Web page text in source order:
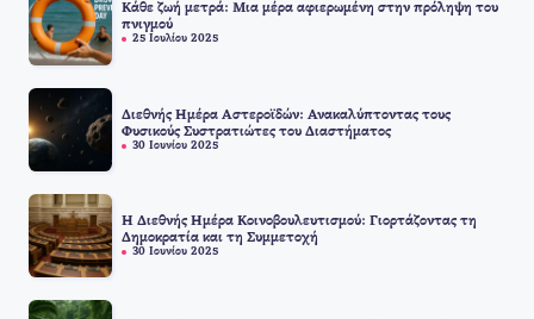
Κάθε ζωή μετρά: Μια μέρα αφιερωμένη στην πρόληψη του
πνιγμού
25 Ιουλίου 2025
Διεθνής Ημέρα Αστεροϊδών: Ανακαλύπτοντας τους
Φυσικούς Συστρατιώτες του Διαστήματος
30 Ιουνίου 2025
Η Διεθνής Ημέρα Κοινοβουλευτισμού: Γιορτάζοντας τη
Δημοκρατία και τη Συμμετοχή
30 Ιουνίου 2025